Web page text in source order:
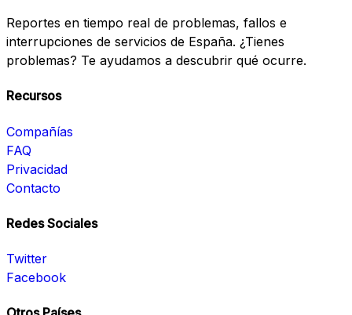
Reportes en tiempo real de problemas, fallos e
interrupciones de servicios de España. ¿Tienes
problemas? Te ayudamos a descubrir qué ocurre.
Recursos
Compañías
FAQ
Privacidad
Contacto
Redes Sociales
Twitter
Facebook